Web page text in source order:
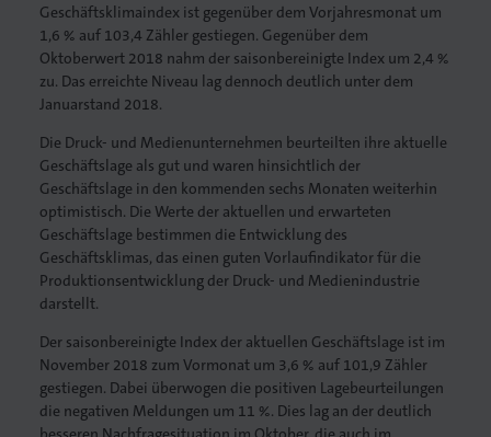
Geschäftsklimaindex ist gegenüber dem Vorjahresmonat um
1,6 % auf 103,4 Zähler gestiegen. Gegenüber dem
Oktoberwert 2018 nahm der saisonbereinigte Index um 2,4 %
zu. Das erreichte Niveau lag dennoch deutlich unter dem
Januarstand 2018.
Die Druck- und Medienunternehmen beurteilten ihre aktuelle
Geschäftslage als gut und waren hinsichtlich der
Geschäftslage in den kommenden sechs Monaten weiterhin
optimistisch. Die Werte der aktuellen und erwarteten
Geschäftslage bestimmen die Entwicklung des
Geschäftsklimas, das einen guten Vorlaufindikator für die
Produktionsentwicklung der Druck- und Medienindustrie
darstellt.
Der saisonbereinigte Index der aktuellen Geschäftslage ist im
November 2018 zum Vormonat um 3,6 % auf 101,9 Zähler
gestiegen. Dabei überwogen die positiven Lagebeurteilungen
die negativen Meldungen um 11 %. Dies lag an der deutlich